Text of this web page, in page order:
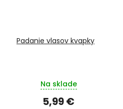
Padanie vlasov kvapky
Na sklade
5,99 €